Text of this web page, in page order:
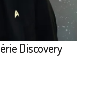
Discovery